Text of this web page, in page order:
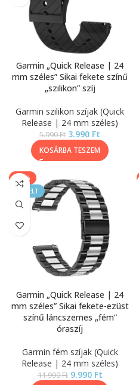
Garmin „Quick Release | 24
mm széles” Sikai fekete színű
„szilikon” szíj
Garmin szilikon szíjak (Quick
Release | 24 mm széles)
5.990Ft 3.990 Ft
KOSÁRBA TESZEM
-17%
KIEMELT
Garmin „Quick Release | 24
mm széles” Sikai fekete-ezüst
színű láncszemes „fém”
óraszíj
Garmin fém szíjak (Quick
Release | 24 mm széles)
11.990Ft 9.990 Ft